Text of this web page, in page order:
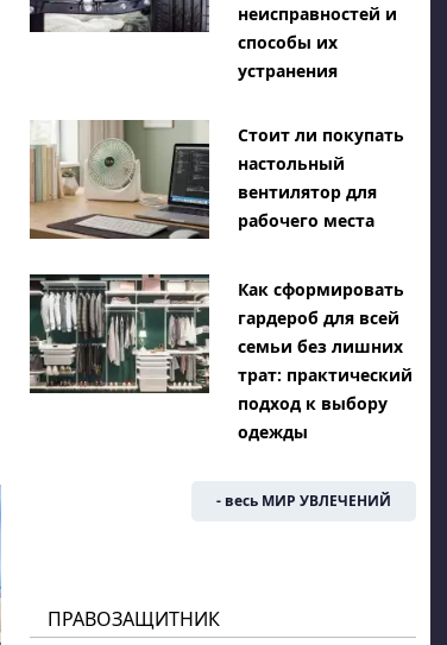
неисправностей и
способы их
устранения
Стоит ли покупать
настольный
вентилятор для
рабочего места
Как сформировать
гардероб для всей
семьи без лишних
трат: практический
подход к выбору
одежды
- весь МИР УВЛЕЧЕНИЙ
ПРАВОЗАЩИТНИК